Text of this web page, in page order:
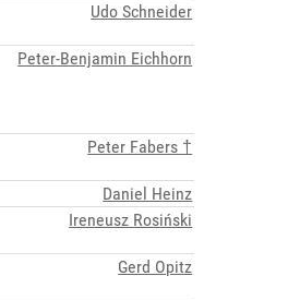
Udo Schneider
Peter-Benjamin Eichhorn
Peter Fabers †
Daniel Heinz
Ireneusz Rosiński
Gerd Opitz